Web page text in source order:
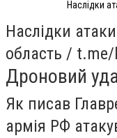
Наслідки
Наслідки
область /
Дроновий
Як писав
армія РФ